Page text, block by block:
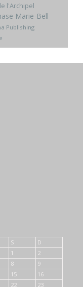
l'Archipel
Marie-Bell
Publishing
S
D
1
2
8
9
15
16
22 23